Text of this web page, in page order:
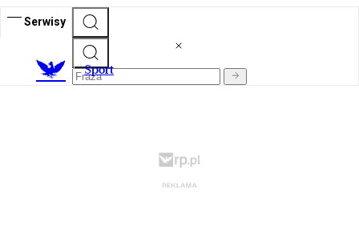
Serwisy
Sport